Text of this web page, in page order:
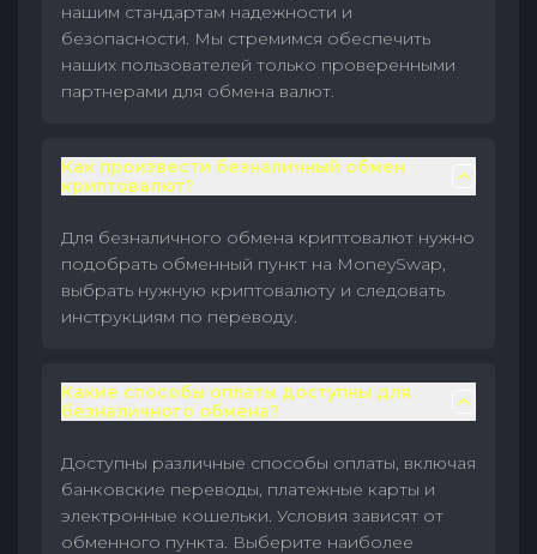
нашим стандартам надежности и
безопасности. Мы стремимся обеспечить
наших пользователей только проверенными
партнерами для обмена валют.
Как произвести безналичный обмен
криптовалют?
Для безналичного обмена криптовалют нужно
подобрать обменный пункт на MoneySwap,
выбрать нужную криптовалюту и следовать
инструкциям по переводу.
Какие способы оплаты доступны для
безналичного обмена?
Доступны различные способы оплаты, включая
банковские переводы, платежные карты и
электронные кошельки. Условия зависят от
обменного пункта. Выберите наиболее